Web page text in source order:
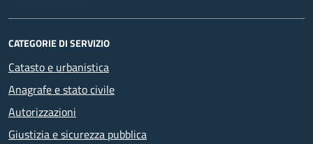
CATEGORIE DI SERVIZIO
Catasto e urbanistica
Anagrafe e stato civile
Autorizzazioni
Giustizia e sicurezza pubblica